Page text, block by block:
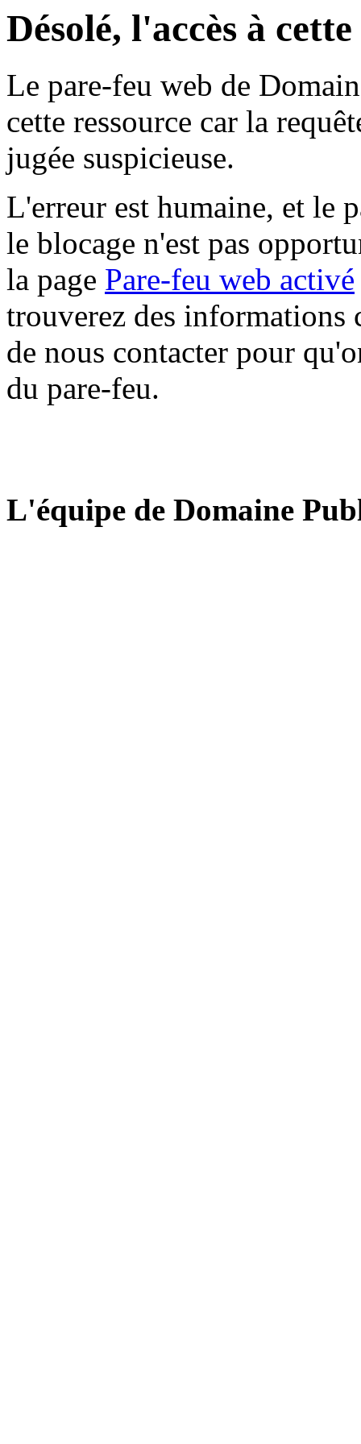
Désolé, l'accès à
Le pare-feu web de
cette ressource car la
jugée suspicieuse.
L'erreur est humaine, et le
le blocage n'est pas
la page Pare-feu web activé
trouverez des informations
de nous contacter pour
du pare-feu.
L'équipe de Domaine